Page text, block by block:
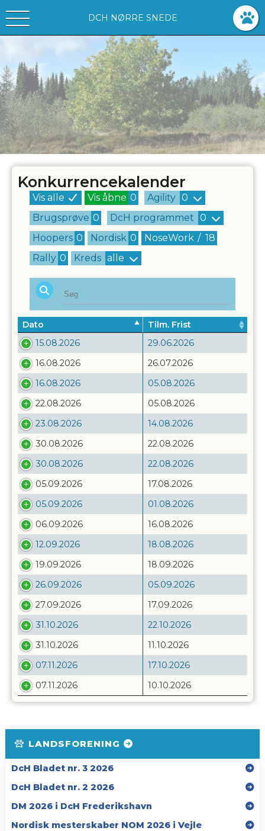
DCH NØRRE SNEDE
Konkurrencekalender
Vis alle Vis åbne 0 Agility 0
Brugsprøve 0 DcH programmet 0
Hoopers 0 Nordisk 0 NoseWork / 18
Rally 0 Kreds alle
Dato
Tilm. Frist
15.08.2026
29.06.2026
16.08.2026
26.07.2026
16.08.2026
05.08.2026
22.08.2026
05.08.2026
23.08.2026
14.08.2026
30.08.2026
22.08.2026
30.08.2026
22.08.2026
05.09.2026
17.08.2026
05.09.2026
01.08.2026
06.09.2026
16.08.2026
12.09.2026
18.08.2026
19.09.2026
18.09.2026
26.09.2026
05.09.2026
27.09.2026
17.09.2026
31.10.2026
22.10.2026
31.10.2026
11.10.2026
07.11.2026
17.10.2026
07.11.2026
10.10.2026
LANDSFORENING
DcH Bladet nr. 3 2026
DcH Bladet nr. 2 2026
DM 2026 i DcH Frederikshavn
Nordisk mesterskaber NOM 2026 i Vejle